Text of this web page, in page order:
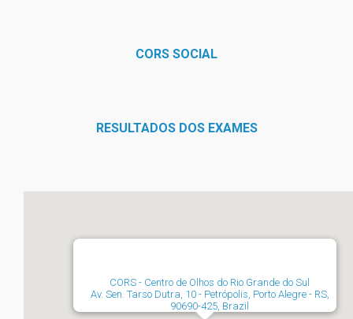
CORS SOCIAL
RESULTADOS DOS EXAMES
CORS - Centro de Olhos do Rio Grande do Sul
Av. Sen. Tarso Dutra, 10 - Petrópolis, Porto Alegre - RS,
90690-425, Brazil